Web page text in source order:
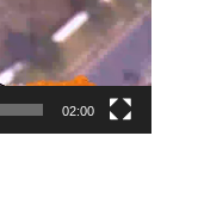
02:00